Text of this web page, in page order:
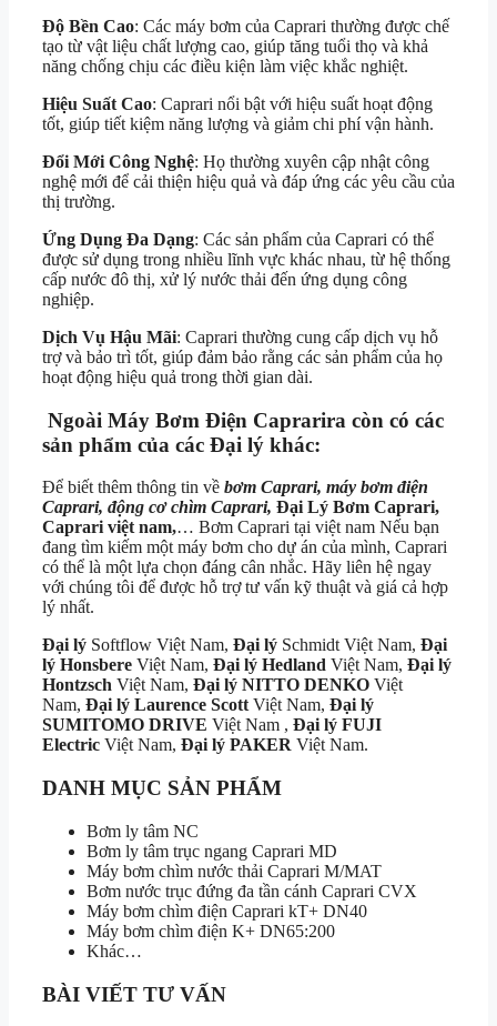
Độ Bền Cao: Các máy bơm của Caprari thường được chế
tạo từ vật liệu chất lượng cao, giúp tăng tuổi thọ và khả
năng chống chịu các điều kiện làm việc khắc nghiệt.
Hiệu Suất Cao: Caprari nổi bật với hiệu suất hoạt động
tốt, giúp tiết kiệm năng lượng và giảm chi phí vận hành.
Đổi Mới Công Nghệ: Họ thường xuyên cập nhật công
nghệ mới để cải thiện hiệu quả và đáp ứng các yêu cầu của
thị trường.
Ứng Dụng Đa Dạng: Các sản phẩm của Caprari có thể
được sử dụng trong nhiều lĩnh vực khác nhau, từ hệ thống
cấp nước đô thị, xử lý nước thải đến ứng dụng công
nghiệp.
Dịch Vụ Hậu Mãi: Caprari thường cung cấp dịch vụ hỗ
trợ và bảo trì tốt, giúp đảm bảo rằng các sản phẩm của họ
hoạt động hiệu quả trong thời gian dài.
Ngoài Máy Bơm Điện Caprarira còn có các
sản phẩm của các Đại lý khác:
Để biết thêm thông tin về bơm Caprari, máy bơm điện
Caprari, động cơ chìm Caprari, Đại Lý Bơm Caprari,
Caprari việt nam,… Bơm Caprari tại việt nam Nếu bạn
đang tìm kiếm một máy bơm cho dự án của mình, Caprari
có thể là một lựa chọn đáng cân nhắc. Hãy liên hệ ngay
với chúng tôi để được hỗ trợ tư vấn kỹ thuật và giá cả hợp
lý nhất.
Đại lý Softflow Việt Nam, Đại lý Schmidt Việt Nam, Đại
lý Honsbere Việt Nam, Đại lý Hedland Việt Nam, Đại lý
Hontzsch Việt Nam, Đại lý NITTO DENKO Việt
Nam, Đại lý Laurence ScottViệt Nam, Đại lý
SUMITOMO DRIVE Việt Nam , Đại lý FUJI
Electric Việt Nam, Đại lý PAKER Việt Nam.
DANH MỤC SẢN PHẨM
Bơm ly tâm NC
Bơm ly tâm trục ngang Caprari MD
Máy bơm chìm nước thải Caprari M/MAT
Bơm nước trục đứng đa tần cánh Caprari CVX
Máy bơm chìm điện Caprari kT+ DN40
Máy bơm chìm điện K+ DN65:200
Khác…
BÀI VIẾT TƯ VẤN